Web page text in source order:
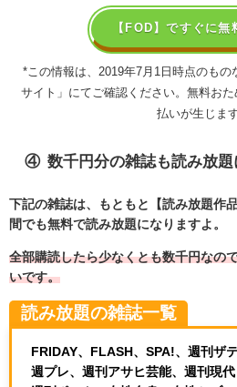
【FOD】ですぐに無
*この情報は、2019年7月1日時点のも
サイト」にてご確認ください。無料お
払いが生じます
④ 数千円分の雑誌も読み放題
下記の雑誌は、もともと【読み放題作
間でも無料で読み放題になりますよ。
全部購読したら少なくとも数千円なの
いです。
読み放題の雑誌一覧
FRIDAY、FLASH、SPA!、週刊ザ
週プレ、週刊アサヒ芸能、週刊現代